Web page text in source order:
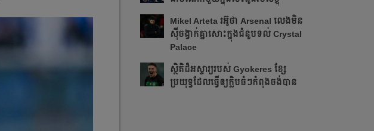
Mikel Arteta ​រអ៊ូ​ថា​​ Arsenal លេង​មិន​
ស៊ី​ចង្វាក់​គ្នា​​សោះ​ក្នុង​ជំនួប​ទល់ Crystal
Palace
​ស្ថិតិ​ដ៏​អស្ចារ្យ​​របស់ Gyokeres ខ្សែ​
ប្រយុទ្ធ​ដែល​​ធ្វើ​ឲ្យ​ក្លិប​ធំៗ​កំពុង​ចង់បាន​